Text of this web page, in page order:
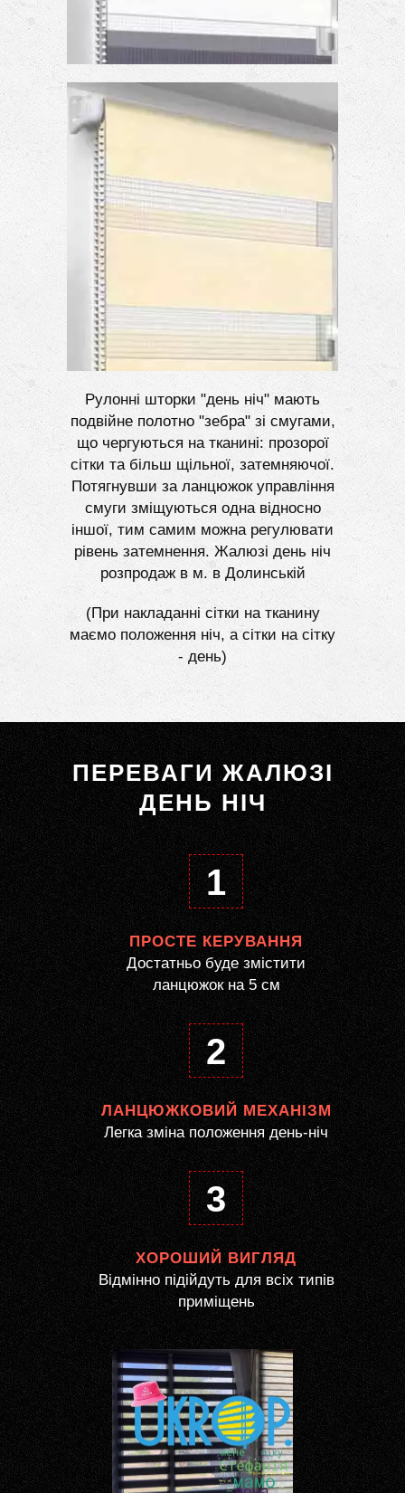
Рулонні шторки "день ніч" мають
подвійне полотно "зебра" зі смугами,
що чергуються на тканині: прозорої
сітки та більш щільної, затемняючої.
Потягнувши за ланцюжок управління
смуги зміщуються одна відносно
іншої, тим самим можна регулювати
рівень затемнення. Жалюзі день ніч
розпродаж в м. в Долинській
(При накладанні сітки на тканину
маємо положення ніч, а сітки на сітку
- день)
ПЕРЕВАГИ ЖАЛЮЗІ
ДЕНЬ НІЧ
1
ПРОСТЕ КЕРУВАННЯ
Достатньо буде змістити
ланцюжок на 5 см
2
ЛАНЦЮЖКОВИЙ МЕХАНІЗМ
Легка зміна положення день-ніч
3
ХОРОШИЙ ВИГЛЯД
Відмінно підійдуть для всіх типів
приміщень